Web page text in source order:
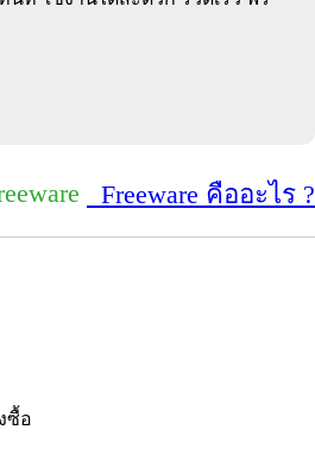
Freeware คืออะไร ?
ซื้อ